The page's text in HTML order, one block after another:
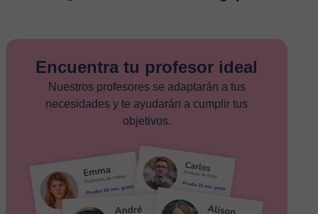
Encuentra tu profesor ideal
Nuestros profesores se adaptarán a tus
necesidades y te ayudarán a cumplir tus
objetivos.